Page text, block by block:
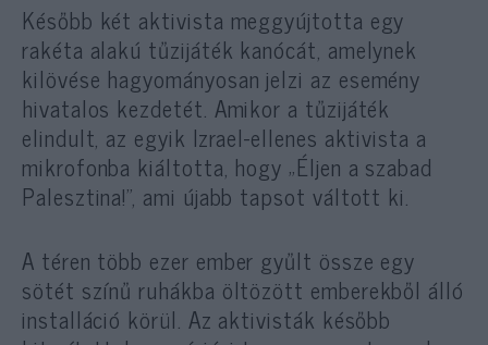
Később két aktivista meggyújtotta egy
rakéta alakú tűzijáték kanócát, amelynek
kilövése hagyományosan jelzi az esemény
hivatalos kezdetét. Amikor a tűzijáték
elindult, az egyik Izrael-ellenes aktivista a
mikrofonba kiáltotta, hogy „Éljen a szabad
Palesztina!”, ami újabb tapsot váltott ki.
A téren több ezer ember gyűlt össze egy
sötét színű ruhákba öltözött emberekből álló
installáció körül. Az aktivisták később